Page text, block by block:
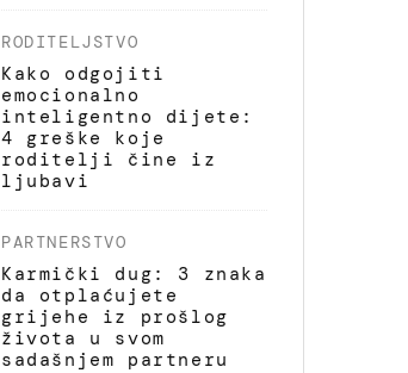
RODITELJSTVO
Kako odgojiti
emocionalno
inteligentno dijete:
4 greške koje
roditelji čine iz
ljubavi
PARTNERSTVO
Karmički dug: 3 znaka
da otplaćujete
grijehe iz prošlog
života u svom
sadašnjem partneru